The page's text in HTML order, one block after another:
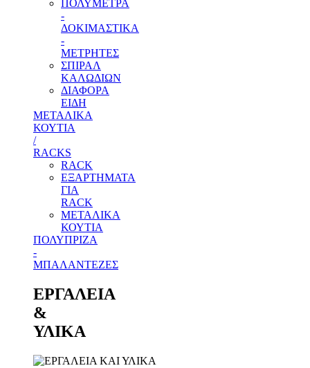
ΠΟΛΥΜΕΤΡΑ
-
ΔΟΚΙΜΑΣΤΙΚΑ
-
ΜΕΤΡΗΤΕΣ
ΣΠΙΡΑΛ
ΚΑΛΩΔΙΩΝ
ΔΙΑΦΟΡΑ
ΕΙΔΗ
ΜΕΤΑΛΙΚΑ
ΚΟΥΤΙΑ
/
RACKS
RACK
ΕΞΑΡΤΗΜΑΤΑ
ΓΙΑ
RACK
ΜΕΤΑΛΙΚΑ
ΚΟΥΤΙΑ
ΠΟΛΥΠΡΙΖΑ
-
ΜΠΑΛΑΝΤΕΖΕΣ
ΕΡΓΑΛΕΙΑ
&
ΥΛΙΚΑ